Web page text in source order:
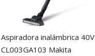
Aspiradora inalámbrica 40V
CL003GA103 Makita